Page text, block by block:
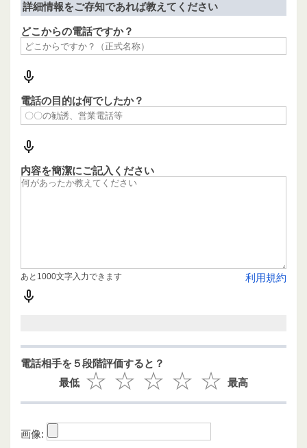
詳細情報をご存知であれば教えてください
どこからの電話ですか？
電話の目的は何でしたか？
内容を簡潔にご記入ください
利用規約
あと1000文字入力できます
電話相手を５段階評価すると？
最低
最高
画像: